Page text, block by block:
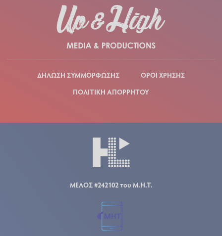
ΔΗΛΩΣΗ ΣΥΜΜΟΡΦΩΣΗΣ
ΟΡΟΙ ΧΡΗΣΗΣ
ΠΟΛΙΤΙΚΗ ΑΠΟΡΡΗΤΟΥ
ΜΕΛΟΣ #242102 του Μ.Η.Τ.